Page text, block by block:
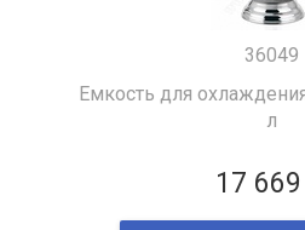
36049
Емкость для
л
17 669